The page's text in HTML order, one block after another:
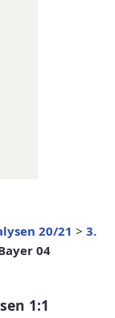
20/21 > 3.
04
1:1